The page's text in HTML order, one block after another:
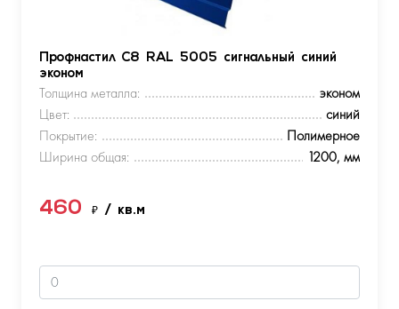
Профнастил С8 RAL 5005 сигнальный синий
эконом
Толщина металла:
эконом
Цвет:
синий
Покрытие:
Полимерное
Ширина общая:
1200, мм
460 ₽ / кв.м